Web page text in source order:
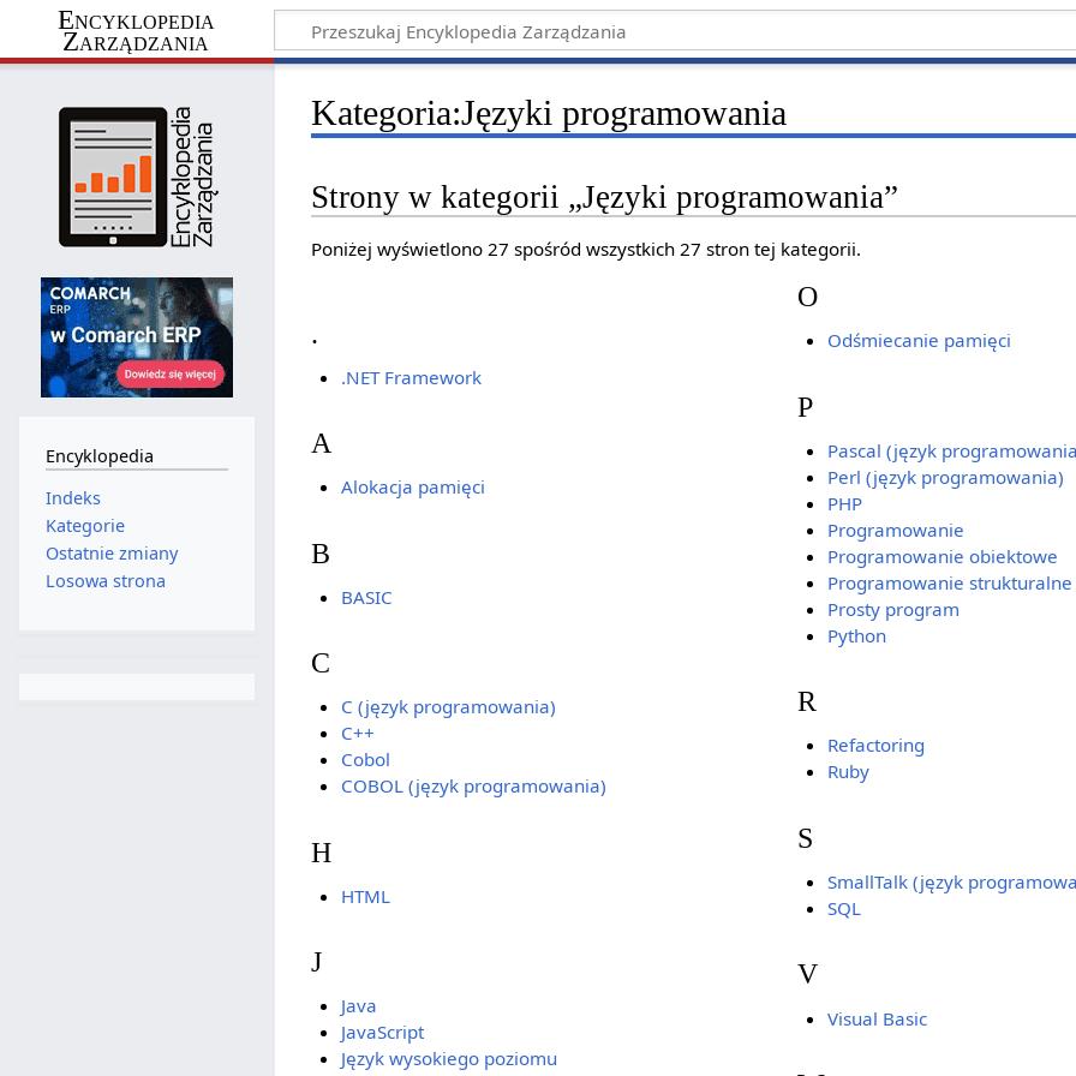
Encyklopedia
Zarządzania
Kategoria:Języki programowania
Strony w kategorii „Języki programowania”
Poniżej wyświetlono 27 spośród wszystkich 27 stron tej kategorii.
.
.NET Framework
A
Alokacja pamięci
B
BASIC
C
C (język programowania)
C++
Cobol
COBOL (język programowania)
H
HTML
J
Java
JavaScript
Język wysokiego poziomu
O
Odśmiecanie pamięci
P
Pascal (język
Perl (język programowania)
PHP
Programowanie
Programowanie obiektowe
Programowanie strukturalne
Prosty program
Python
R
Refactoring
Ruby
S
SmallTalk (język
SQL
V
Visual Basic
Encyklopedia
Indeks
Kategorie
Ostatnie zmiany
Losowa strona